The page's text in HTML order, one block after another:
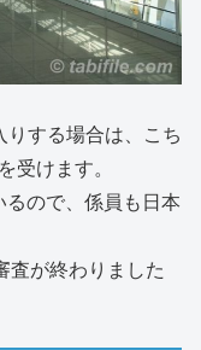
りする場合は、こち
受けます。
るので、係員も日本
査が終わりました